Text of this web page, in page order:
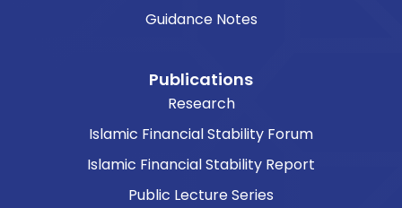
Guidance Notes
Publications
Research
Islamic Financial Stability Forum
Islamic Financial Stability Report
Public Lecture Series